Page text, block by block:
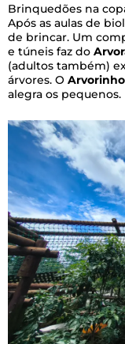
Brinquedões na
Após as aulas de
de brincar. Um
e túneis faz do
(adultos também)
árvores. O Arvorinho
alegra os pequenos.